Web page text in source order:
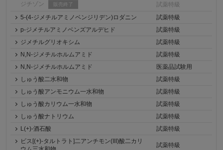
ジチゾン
販売終了
試薬特級
5-(4-ジメチルアミノベンジリデン)ロダニン
試薬特級
p-ジメチルアミノベンズアルデヒド
試薬特級
ジメチルグリオキシム
試薬特級
N,N-ジメチルホルムアミド
試薬特級
N,N-ジメチルホルムアミド
医薬品試験用
しゅう酸二水和物
試薬特級
しゅう酸アンモニウム一水和物
試薬特級
しゅう酸カリウム一水和物
試薬特級
しゅう酸ナトリウム
試薬特級
L(+)-酒石酸
試薬特級
ビス[(+)-タルトラト]二アンチモン(III)酸二カリ
試薬特級